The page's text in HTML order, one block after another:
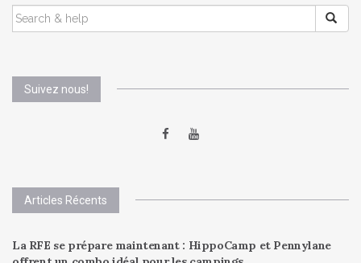
SEARCH
FOR:
Suivez nous!
Articles Récents
La RFE se prépare maintenant : HippoCamp et Pennylane